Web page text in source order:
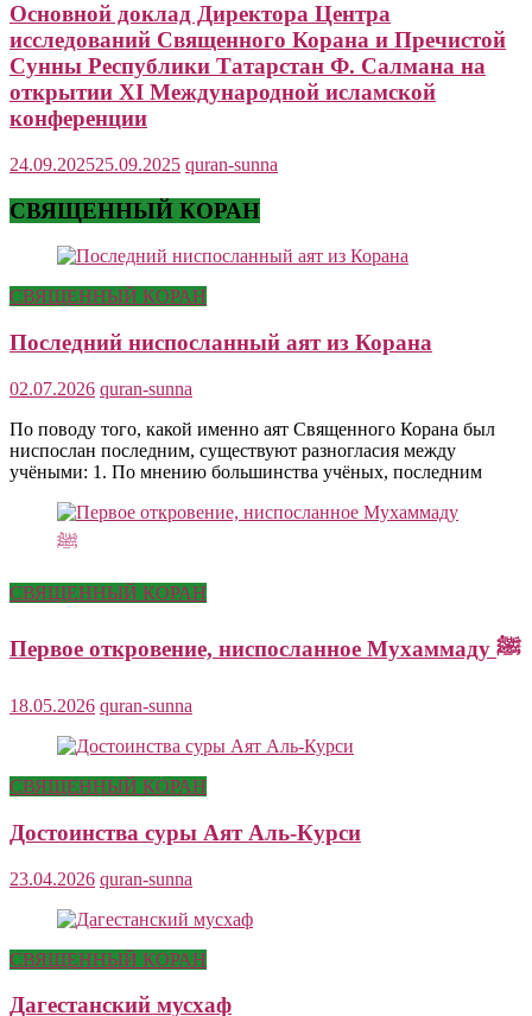
Основной доклад Директора Центра
исследований Священного Корана и Пречистой
Сунны Республики Татарстан Ф. Салмана на
открытии XI Международной исламской
конференции
24.09.202525.09.2025 quran-sunna
СВЯЩЕННЫЙ КОРАН
СВЯЩЕННЫЙ КОРАН
Последний ниспосланный аят из Корана
02.07.2026 quran-sunna
По поводу того, какой именно аят Священного Корана был
ниспослан последним, существуют разногласия между
учёными: 1. По мнению большинства учёных, последним
СВЯЩЕННЫЙ КОРАН
Первое откровение, ниспосланное Мухаммаду ﷺ
18.05.2026 quran-sunna
СВЯЩЕННЫЙ КОРАН
Достоинства суры Аят Аль-Курси
23.04.2026 quran-sunna
СВЯЩЕННЫЙ КОРАН
Дагестанский мусхаф